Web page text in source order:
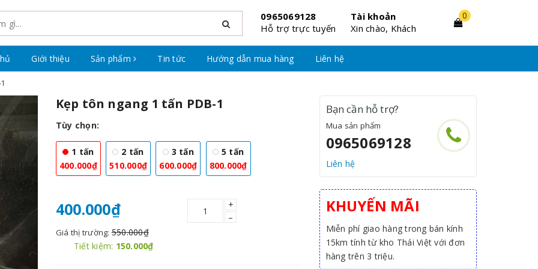
0965069128
Hỗ trợ trực tuyến
Tài khoản
Xin chào, Khách
0
Giới thiệu Sản phẩm Tin tức Hướng dẫn mua hàng Liên hệ
Kẹp tôn ngang 1 tấn PDB-1
Tùy chọn:
1 tấn
400.000₫
2 tấn
510.000₫
3 tấn
600.000₫
5 tấn
800.000₫
400.000₫
Giá thị trường:550.000₫
Tiết kiệm: 150.000₫
+
–
Bạn cần hỗ trợ?
Mua sản phẩm
0965069128
Liên hệ
KHUYẾN MÃI
Miễn phí giao hàng trong bán kính
15km tính từ kho Thái Việt với đơn
hàng trên 3 triệu.